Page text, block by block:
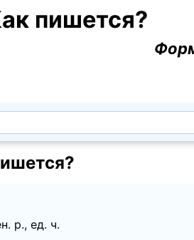
пишется?
p., ед. ч.